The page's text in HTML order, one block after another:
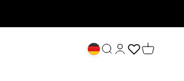
Ouvrir la recherche
Ouvrir leVoir le